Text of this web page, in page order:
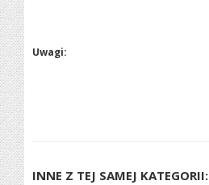
Uwagi:
INNE Z TEJ SAMEJ KATEGORII: